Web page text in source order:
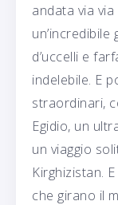
andata via
d’uccelli e
indelebile. E
straordinari,
Egidio, un
un viaggio
Kirghizistan.
che girano il